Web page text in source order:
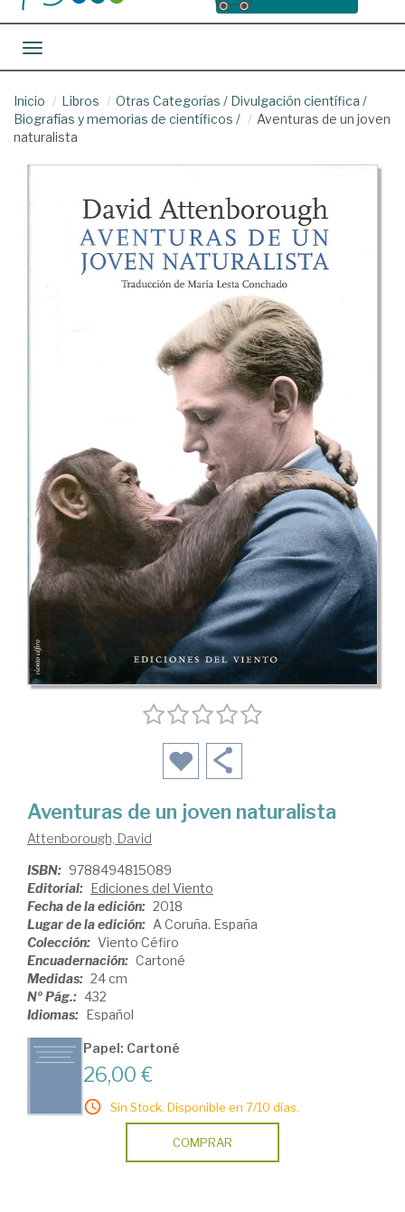
Toggle navigation
Inicio Libros Otras Categorías / Divulgación científica /
Biografías y memorias de científicos /
Aventuras de un joven
naturalista
Aventuras de un joven naturalista
Attenborough, David
ISBN: 9788494815089
Editorial: Ediciones del Viento
Fecha de la edición: 2018
Lugar de la edición: A Coruña. España
Colección: Viento Céfiro
Encuadernación: Cartoné
Medidas: 24 cm
Nº Pág.: 432
Idiomas: Español
Papel: Cartoné
26,00 €
Sin Stock. Disponible en 7/10 días.
COMPRAR